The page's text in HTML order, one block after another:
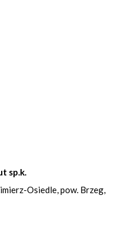
sp.k.
Osiedle, pow. Brzeg,